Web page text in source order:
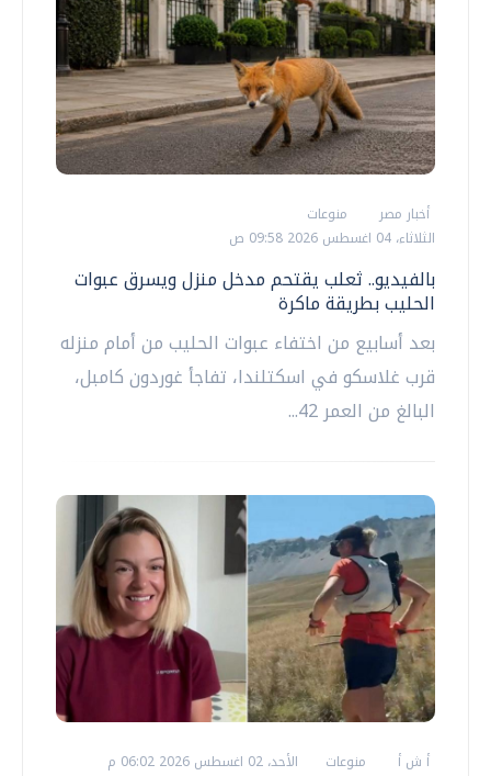
أخبار مصر
منوعات
الثلاثاء، 04 اغسطس 2026 09:58 ص
بالفيديو.. ثعلب يقتحم مدخل منزل ويسرق عبوات
الحليب بطريقة ماكرة
بعد أسابيع من اختفاء عبوات الحليب من أمام منزله
قرب غلاسكو في اسكتلندا، تفاجأ غوردون كامبل،
البالغ من العمر 42...
أ ش أ منوعات الأحد، 02 اغسطس 2026 06:02 م